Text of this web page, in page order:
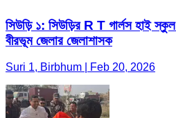
সিউড়ি ১: সিউড়ির R T গার্লস হাই
বীরভূম জেলার জেলাশাসক
Suri 1, Birbhum | Feb 20, 2026